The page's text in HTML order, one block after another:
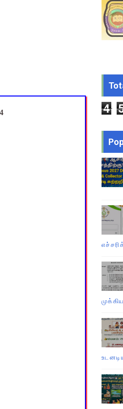
பணி ஒதுக்கீடு: CEO
ஜூலை மாத சம்பள சீட் டவுன்லோட்
4